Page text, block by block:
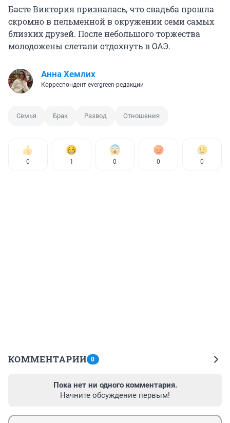
Басте Виктория призналась, что свадьба прошла
скромно в пельменной в окружении семи самых
близких друзей. После небольшого торжества
молодожены слетали отдохнуть в ОАЭ.
Анна Хемлих
Корреспондент evergreen-редакции
Семья Брак Развод Отношения
0 1 0 0 0
КОММЕНТАРИИ 0
Пока нет ни одного комментария.
Начните обсуждение первым!